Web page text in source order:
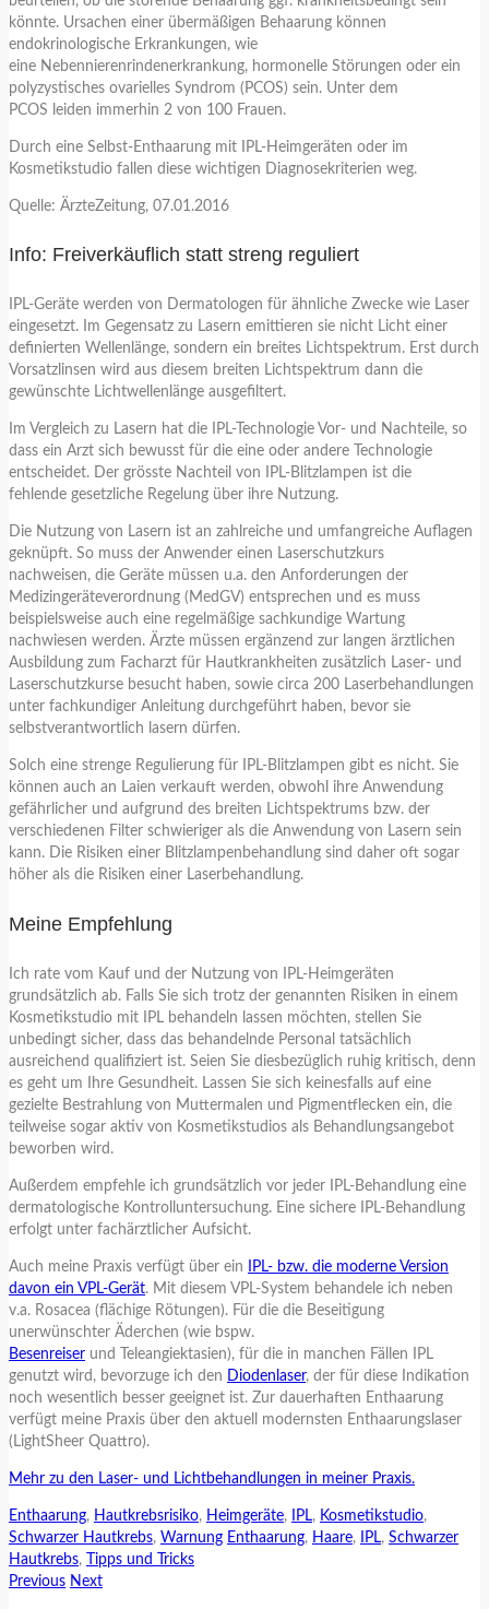
könnte. Ursachen einer übermäßigen Behaarung können
endokrinologische Erkrankungen, wie
eine Nebennierenrindenerkrankung, hormonelle Störungen oder ein
polyzystisches ovarielles Syndrom (PCOS) sein. Unter dem
PCOS leiden immerhin 2 von 100 Frauen.
Durch eine Selbst-Enthaarung mit IPL-Heimgeräten oder im
Kosmetikstudio fallen diese wichtigen Diagnosekriterien weg.
Quelle: ÄrzteZeitung, 07.01.2016
Info: Freiverkäuflich statt streng reguliert
IPL-Geräte werden von Dermatologen für ähnliche Zwecke wie Laser
eingesetzt. Im Gegensatz zu Lasern emittieren sie nicht Licht einer
definierten Wellenlänge, sondern ein breites Lichtspektrum. Erst durch
Vorsatzlinsen wird aus diesem breiten Lichtspektrum dann die
gewünschte Lichtwellenlänge ausgefiltert.
Im Vergleich zu Lasern hat die IPL-Technologie Vor- und Nachteile, so
dass ein Arzt sich bewusst für die eine oder andere Technologie
entscheidet. Der grösste Nachteil von IPL-Blitzlampen ist die
fehlende gesetzliche Regelung über ihre Nutzung.
Die Nutzung von Lasern ist an zahlreiche und umfangreiche Auflagen
geknüpft. So muss der Anwender einen Laserschutzkurs
nachweisen, die Geräte müssen u.a. den Anforderungen der
Medizingeräteverordnung (MedGV) entsprechen und es muss
beispielsweise auch eine regelmäßige sachkundige Wartung
nachwiesen werden. Ärzte müssen ergänzend zur langen ärztlichen
Ausbildung zum Facharzt für Hautkrankheiten zusätzlich Laser- und
Laserschutzkurse besucht haben, sowie circa 200 Laserbehandlungen
unter fachkundiger Anleitung durchgeführt haben, bevor sie
selbstverantwortlich lasern dürfen.
Solch eine strenge Regulierung für IPL-Blitzlampen gibt es nicht. Sie
können auch an Laien verkauft werden, obwohl ihre Anwendung
gefährlicher und aufgrund des breiten Lichtspektrums bzw. der
verschiedenen Filter schwieriger als die Anwendung von Lasern sein
kann. Die Risiken einer Blitzlampenbehandlung sind daher oft sogar
höher als die Risiken einer Laserbehandlung.
Meine Empfehlung
Ich rate vom Kauf und der Nutzung von IPL-Heimgeräten
grundsätzlich ab. Falls Sie sich trotz der genannten Risiken in einem
Kosmetikstudio mit IPL behandeln lassen möchten, stellen Sie
unbedingt sicher, dass das behandelnde Personal tatsächlich
ausreichend qualifiziert ist. Seien Sie diesbezüglich ruhig kritisch, denn
es geht um Ihre Gesundheit. Lassen Sie sich keinesfalls auf eine
gezielte Bestrahlung von Muttermalen und Pigmentflecken ein, die
teilweise sogar aktiv von Kosmetikstudios als Behandlungsangebot
beworben wird.
Außerdem empfehle ich grundsätzlich vor jeder IPL-Behandlung eine
dermatologische Kontrolluntersuchung. Eine sichere IPL-Behandlung
erfolgt unter fachärztlicher Aufsicht.
Auch meine Praxis verfügt über ein
IPL- bzw. die moderne Version
davon ein VPL-Gerät. Mit diesem VPL-System behandele ich neben
v.a. Rosacea (flächige Rötungen). Für die die Beseitigung
unerwünschter Äderchen (wie bspw.
Besenreiser und Teleangiektasien), für die in manchen Fällen IPL
genutzt wird, bevorzuge ich den Diodenlaser, der für diese Indikation
noch wesentlich besser geeignet ist. Zur dauerhaften Enthaarung
verfügt meine Praxis über den aktuell modernsten Enthaarungslaser
(LightSheer Quattro).
Mehr zu den Laser- und Lichtbehandlungen in meiner Praxis.
Enthaarung, Hautkrebsrisiko, Heimgeräte, IPL, Kosmetikstudio,
Schwarzer Hautkrebs, Warnung Enthaarung, Haare, IPL, Schwarzer
Hautkrebs,
Tipps und Tricks
Previous Next